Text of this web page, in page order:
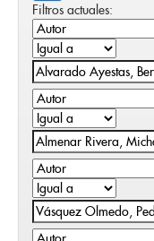
Filtros actuales: